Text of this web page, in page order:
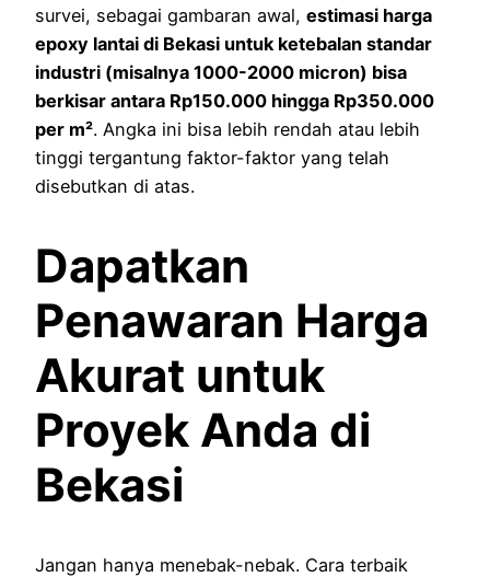
survei, sebagai gambaran awal, estimasi harga
epoxy lantai di Bekasi untuk ketebalan standar
industri (misalnya 1000-2000 micron) bisa
berkisar antara Rp150.000 hingga Rp350.000
per m². Angka ini bisa lebih rendah atau lebih
tinggi tergantung faktor-faktor yang telah
disebutkan di atas.
Dapatkan
Penawaran Harga
Akurat untuk
Proyek Anda di
Bekasi
Jangan hanya menebak-nebak. Cara terbaik